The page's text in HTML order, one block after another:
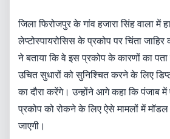
जिला फिरोजपुर के गांव हजारा सिंह वाला में
लेप्टोस्पायरोसिस के प्रकोप पर चिंता
ने बताया कि वे इस प्रकोप के कारणों का
उचित सुधारों को सुनिश्चित करने के लिए
का दौरा करेंगे। उन्होंने आगे कहा कि पंजाब में
प्रकोप को रोकने के लिए ऐसे मामलों में
जाएगी।